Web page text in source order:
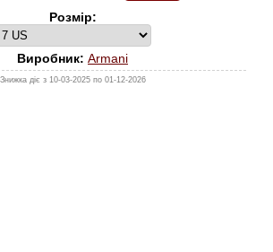
Розмір:
Виробник: Armani
Знижка діє з 10-03-2025 по 01-12-2026